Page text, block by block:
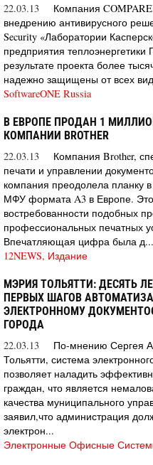
22.03.13
Компания
внедрению антивирусного
Security «Лаборатории
предприятия
результате проекта более
надежно защищены от всех
SoftwareONE Russia
В ЕВРОПЕ ПРОДАН 1
КОМПАНИИ BROTHER
22.03.13
Компания Brother,
печати и управлении
компания преодолела планку
МФУ формата A3 в Европе. Это
востребованности подобных
профессиональных печатных
Впечатляющая цифра была д...
12NEWS, Издание
МЭРИЯ ТОЛЬЯТТИ: ДЕСЯТЬ
ПЕРВЫХ ШАГОВ
ЭЛЕКТРОННОМУ
ГОРОДА
22.03.13
По-мнению Сергея
Тольятти, система
позволяет наладить
граждан, что является
качества муниципального
заявил,что администрация
электрон...
Электронные Офисные